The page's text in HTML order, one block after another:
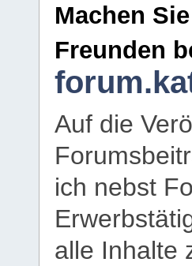
Machen
Freunden
Auf die
ich nebst
alle Inhalte